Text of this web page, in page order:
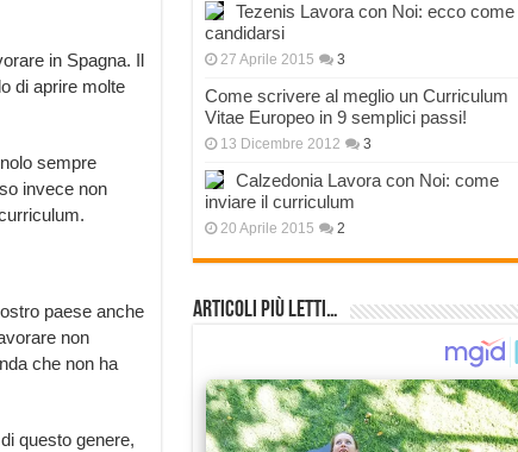
in Spagna. Il
di aprire molte
sempre
invece non
paese anche
non
che non ha
questo genere,
Tezenis Lavora con Noi: ecco come
candidarsi
27 Aprile 2015 3
Come scrivere al meglio un Curriculum
Vitae Europeo in 9 semplici passi!
13 Dicembre 2012 3
Calzedonia Lavora con Noi: come
inviare il curriculum
20 Aprile 2015 2
Articoli più Letti…